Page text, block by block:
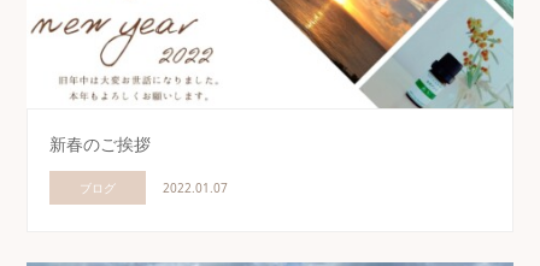
新春のご挨拶
ブログ 2022.01.07